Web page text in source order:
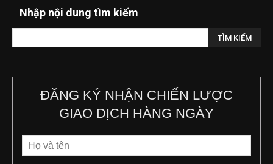
Nhập nội dung tìm kiếm
ĐĂNG KÝ NHẬN CHIẾN LƯỢC
GIAO DỊCH HÀNG NGÀY